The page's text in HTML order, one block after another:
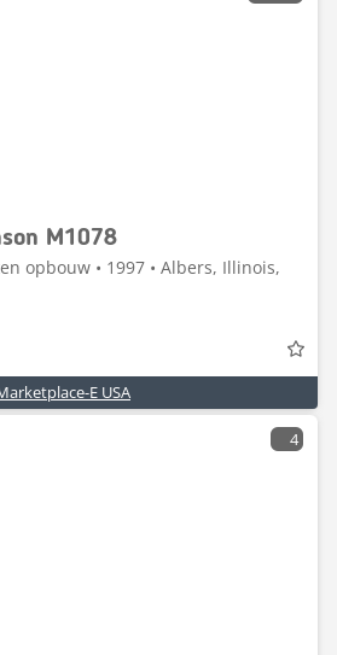
M1078
opbouw • 1997 • Albers, Illinois,
E USA
4